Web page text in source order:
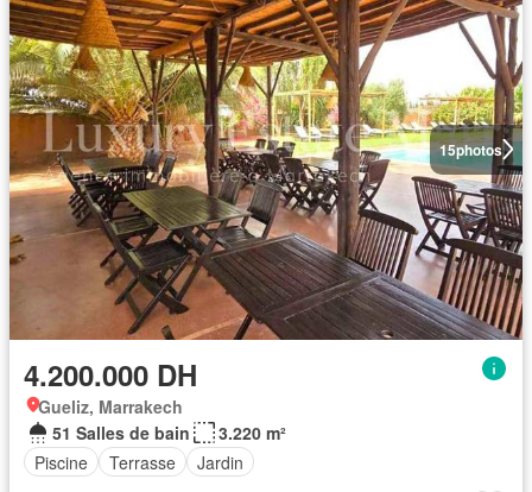
15photos
4.200.000 DH
Gueliz, Marrakech
51 Salles de bain
3.220 m²
Piscine
Terrasse Jardin